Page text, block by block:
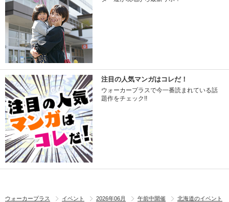
注目の人気マンガはコレだ！
ウォーカープラスで今一番読まれている話
題作をチェック!!
ウォーカープラス イベント 2026年06月 午前中開催
北海道のイベント